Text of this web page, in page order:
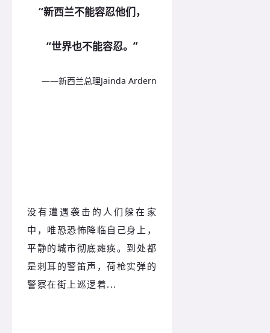
“新西兰不能容忍他们，
“世界也不能容忍。”
——新西兰总理Jainda Ardern
没有遭遇袭击的人们躲在家
中，唯恐恐怖降临自己身上，
平静的城市彻底瘫痪。到处都
是刺耳的警笛声，荷枪实弹的
警察在街上巡逻着...